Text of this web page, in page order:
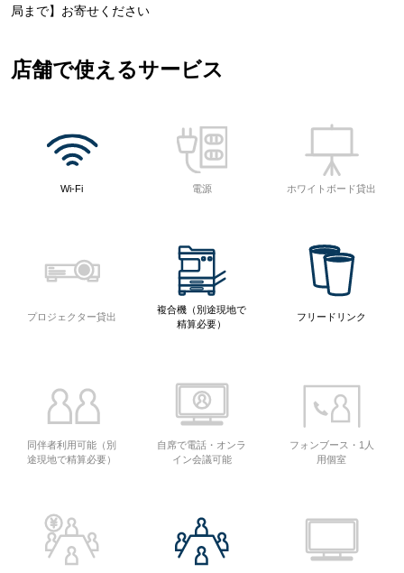
局まで】お寄せください
店舗で使えるサービス
Wi-Fi 電源 ホワイトボード貸出
プロジェクター貸出
複合機（別途現地で
精算必要）
フリードリンク
同伴者利用可能（別
途現地で精算必要）
自席で電話・オンラ
イン会議可能
フォンブース・1人
用個室